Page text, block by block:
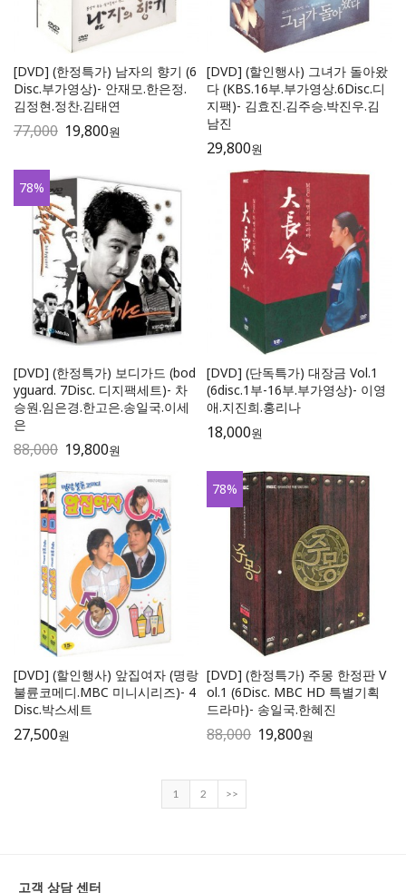
[DVD] (한정특가) 남자의 향기 (6
Disc.부가영상)- 안재모.한은정.
김정현.정찬.김태연
77,000 19,800원
[DVD] (할인행사) 그녀가 돌아왔
다 (KBS.16부.부가영상.6Disc.디
지팩)- 김효진.김주승.박진우.김
남진
29,800원
78%
[DVD] (한정특가) 보디가드 (bod
yguard. 7Disc. 디지팩세트)- 차
승원.임은경.한고은.송일국.이세
은
88,000 19,800원
[DVD] (단독특가) 대장금 Vol.1
(6disc.1부-16부.부가영상)- 이영
애.지진희.홍리나
18,000원
[DVD] (할인행사) 앞집여자 (명랑
불륜코메디.MBC 미니시리즈)- 4
Disc.박스세트
27,500원
78%
[DVD] (한정특가) 주몽 한정판 V
ol.1 (6Disc. MBC HD 특별기획
드라마)- 송일국.한혜진
88,000 19,800원
1 2 >>
고객 상담 센터